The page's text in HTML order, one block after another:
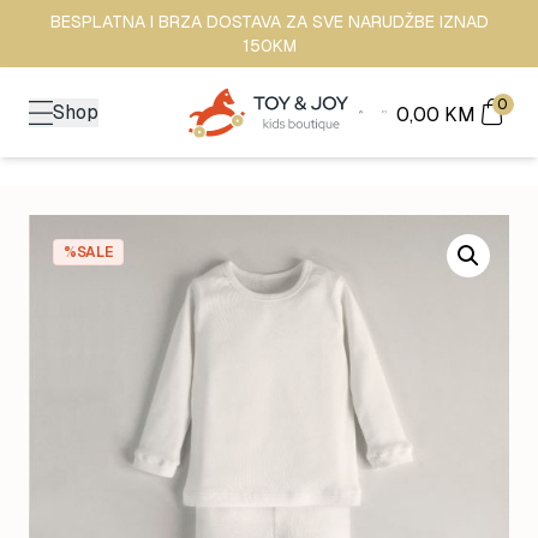
BESPLATNA I BRZA DOSTAVA ZA SVE NARUDŽBE IZNAD
150KM
Shop 0,00 KM 0
%SALE